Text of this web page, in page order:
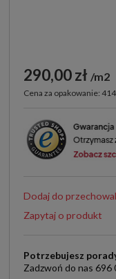
290,00 zł m2
Cena za opakowanie:
Dodaj do
Zapytaj o produkt
Potrzebujesz
Zadzwoń do nas 696